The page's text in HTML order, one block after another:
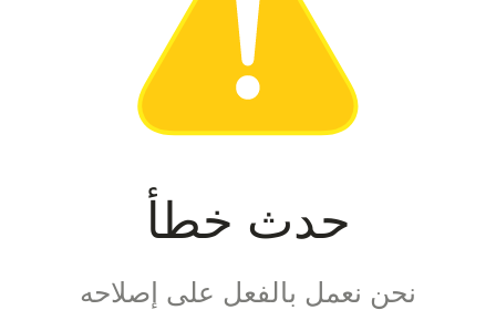
حدث خطأ
نحن نعمل بالفعل على إصلاحه